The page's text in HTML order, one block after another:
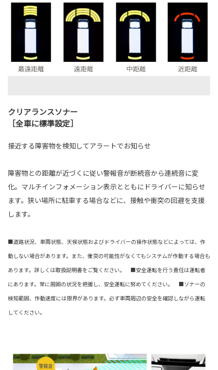
クリアランスソナー
［全車に標準設定］
接近する障害物を検知してアラートでお知らせ
障害物との距離が近づくに従い警報音が断続音から連続音に変
化。マルチインフォメーション表示とともにドライバーに知らせ
ます。狭い場所に駐車する場合などに、接触や衝突の回避を支援
します。
■道路状況、車両状態、天候状態およびドライバーの操作状態などによっては、作
動しない場合があります。また、衝突の可能性がなくてもシステムが作動する場合も
あります。詳しくは取扱説明書をご覧ください。 ■安全運転を行う責任は運転者
にあります。常に周囲の状況を把握し、安全運転に努めてください。 ■ソナーの
検知範囲、作動速度には限界があります。必ず車両周辺の安全を確認しながら運転
してください。